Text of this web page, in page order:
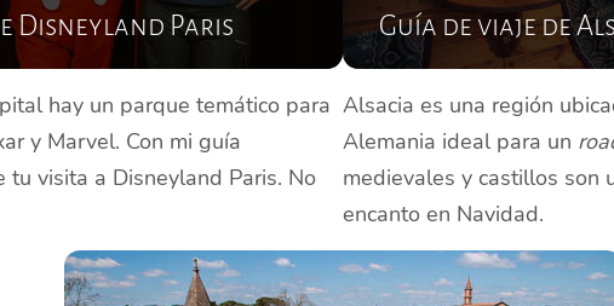
Disneyland Paris
hay un parque temático para
y Marvel. Con mi guía
tu visita a Disneyland Paris. No
Guía de viaje de
Alsacia es una región
Alemania ideal para un
medievales y castillos son
encanto en Navidad.